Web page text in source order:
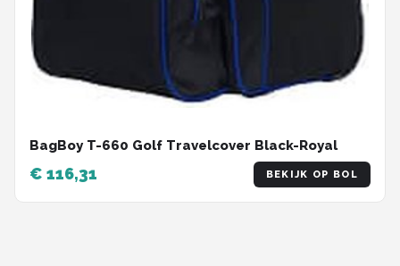
BagBoy T-660 Golf Travelcover Black-Royal
€ 116,31 BEKIJK OP BOL